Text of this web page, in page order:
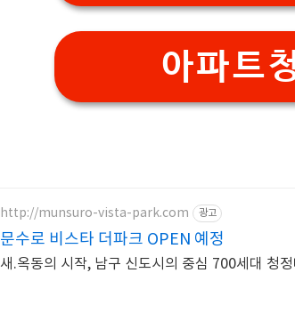
아파트
http://munsuro-vista-park.com 광고
문수로 비스타 더파크 OPEN 예정
새.옥동의 시작, 남구 신도시의 중심 700세대 청정